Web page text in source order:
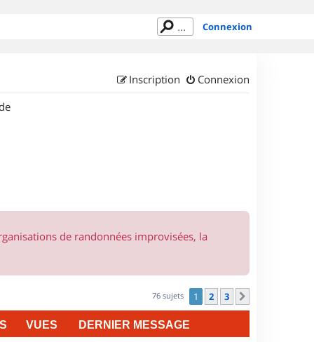
Connexion
Connexion
Inscription
de randonnées improvisées, la
76 sujets 1 2 3
VUES DERNIER MESSAGE